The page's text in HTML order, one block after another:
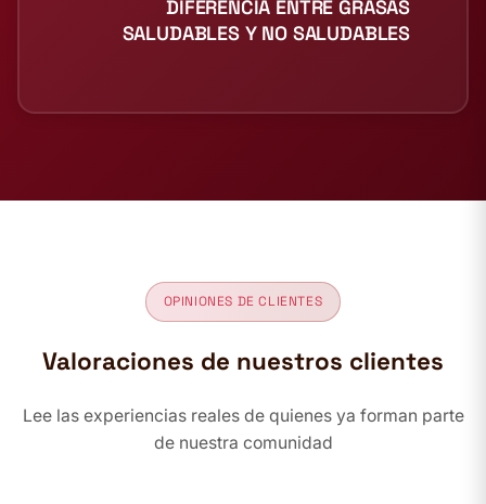
DIFERENCIA ENTRE GRASAS
SALUDABLES Y NO SALUDABLES
OPINIONES DE CLIENTES
Valoraciones de nuestros clientes
Lee las experiencias reales de quienes ya forman parte
de nuestra comunidad